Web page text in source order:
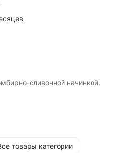
сливочной начинкой.
товары категории